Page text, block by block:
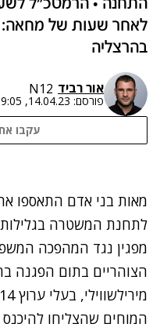
התחנה • הרמטכ"ל
לאחר שעות של מחאה:
בהרצליה
אור רביד N12
פורסם: 14.04.23, 19:05
עקבו
מאות בני אדם התאספו
לתחנת המשטרה
מפגין נגד המהפכה
הצוהריים בתום הפגנה
המוחים שהצליחו